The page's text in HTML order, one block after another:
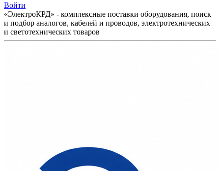
Войти
«ЭлектроКРД» - комплексные поставки оборудования, поиск
и подбор аналогов, кабелей и проводов, электротехнических
и светотехнических товаров